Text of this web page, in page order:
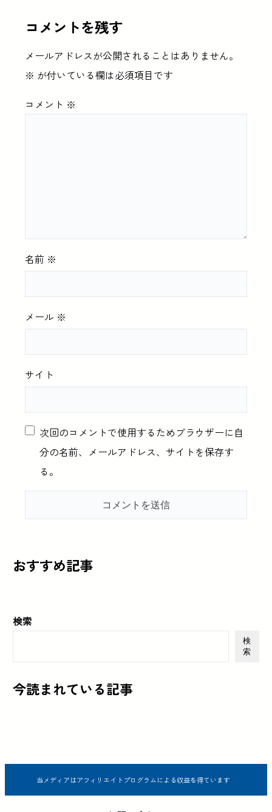
コメントを残す
メールアドレスが公開されることはありません。
※ が付いている欄は必須項目です
コメント ※
名前 ※
メール ※
サイト
次回のコメントで使用するためブラウザーに自
分の名前、メールアドレス、サイトを保存す
る。
おすすめ記事
検索
検
索
今読まれている記事
当メディアはアフィリエイトプログラムによる収益を得ています